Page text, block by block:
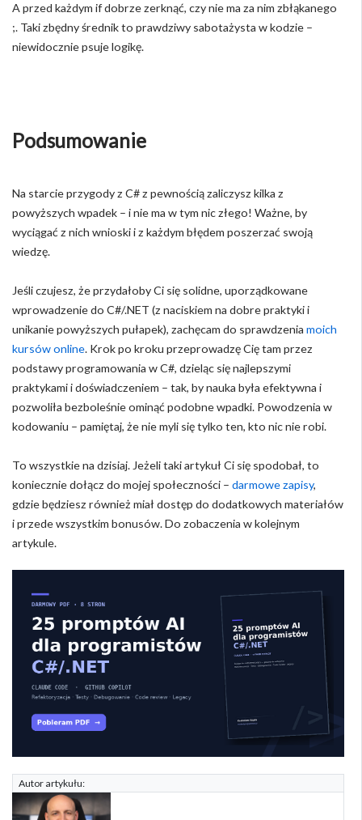
A przed każdym if dobrze zerknąć, czy nie ma za nim zbłąkanego
;. Taki zbędny średnik to prawdziwy sabotażysta w kodzie –
niewidocznie psuje logikę.
Podsumowanie
Na starcie przygody z C# z pewnością zaliczysz kilka z
powyższych wpadek – i nie ma w tym nic złego! Ważne, by
wyciągać z nich wnioski i z każdym błędem poszerzać swoją
wiedzę.
Jeśli czujesz, że przydałoby Ci się solidne, uporządkowane
wprowadzenie do C#/.NET (z naciskiem na dobre praktyki i
unikanie powyższych pułapek), zachęcam do sprawdzenia moich
kursów online. Krok po kroku przeprowadzę Cię tam przez
podstawy programowania w C#, dzieląc się najlepszymi
praktykami i doświadczeniem – tak, by nauka była efektywna i
pozwoliła bezboleśnie ominąć podobne wpadki. Powodzenia w
kodowaniu – pamiętaj, że nie myli się tylko ten, kto nic nie robi.
To wszystkie na dzisiaj. Jeżeli taki artykuł Ci się spodobał, to
koniecznie dołącz do mojej społeczności – darmowe zapisy,
gdzie będziesz również miał dostęp do dodatkowych materiałów
i przede wszystkim bonusów. Do zobaczenia w kolejnym
artykule.
Autor artykułu: